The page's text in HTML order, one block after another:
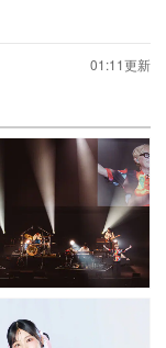
01:11更新